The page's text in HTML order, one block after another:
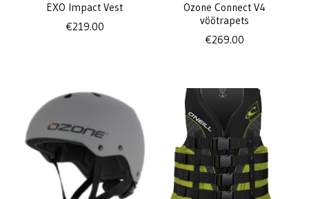
EXO Impact Vest
€219.00
Ozone Connect V4
vöötrapets
€269.00